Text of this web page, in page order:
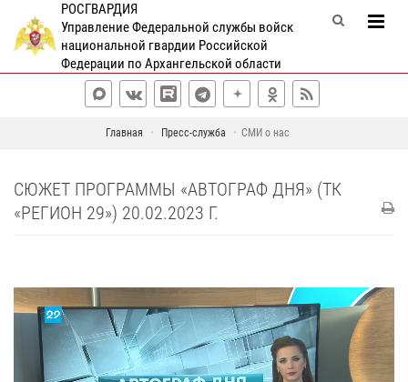
РОСГВАРДИЯ
Управление Федеральной службы войск
национальной гвардии Российской
Федерации по Архангельской области
Главная Пресс-служба СМИ о нас
СЮЖЕТ ПРОГРАММЫ «АВТОГРАФ ДНЯ» (ТК
«РЕГИОН 29») 20.02.2023 Г.